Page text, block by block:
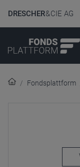
DRESCHER& CIE AG
Fondsplattform